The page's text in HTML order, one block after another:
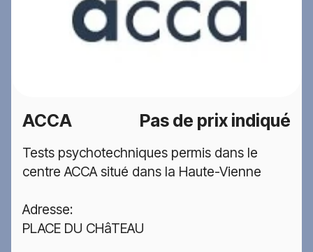
ACCA Pas de prix indiqué
Tests psychotechniques permis dans le
centre ACCA situé dans la Haute-Vienne
Adresse:
PLACE DU CHâTEAU